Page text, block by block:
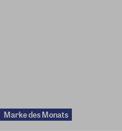
Marke des Monats